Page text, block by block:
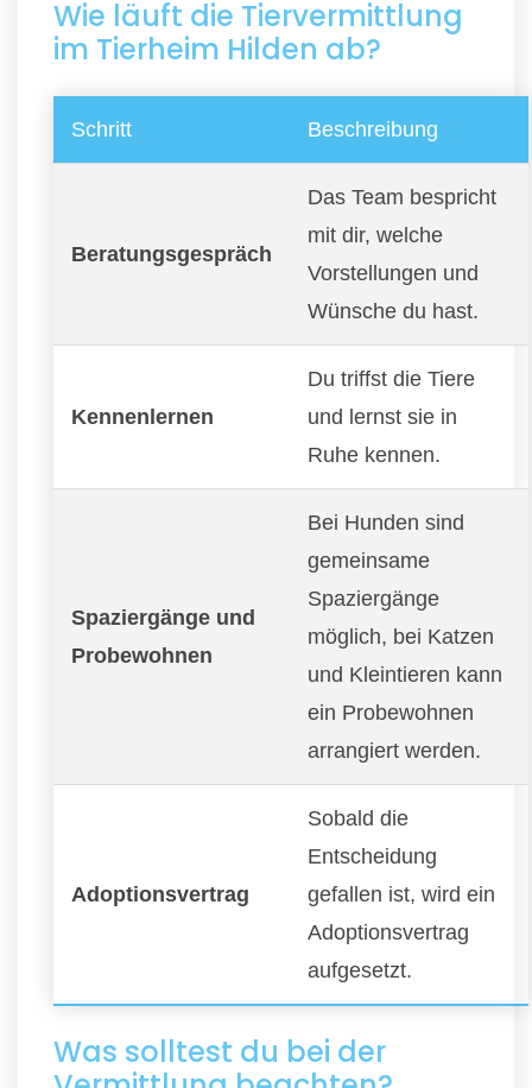
Wie läuft die Tiervermittlung
im Tierheim Hilden ab?
Schritt Beschreibung
Beratungsgespräch
Das Team bespricht
mit dir, welche
Vorstellungen und
Wünsche du hast.
Kennenlernen
Du triffst die Tiere
und lernst sie in
Ruhe kennen.
Spaziergänge und
Probewohnen
Bei Hunden sind
gemeinsame
Spaziergänge
möglich, bei Katzen
und Kleintieren kann
ein Probewohnen
arrangiert werden.
Adoptionsvertrag
Sobald die
Entscheidung
gefallen ist, wird ein
Adoptionsvertrag
aufgesetzt.
Was solltest du bei der